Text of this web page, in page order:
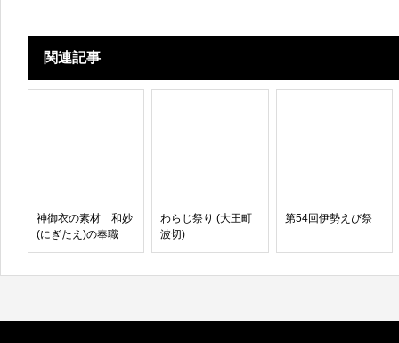
関連記事
神御衣の素材 和妙
(にぎたえ)の奉職
わらじ祭り (大王町
波切)
第54回伊勢えび祭